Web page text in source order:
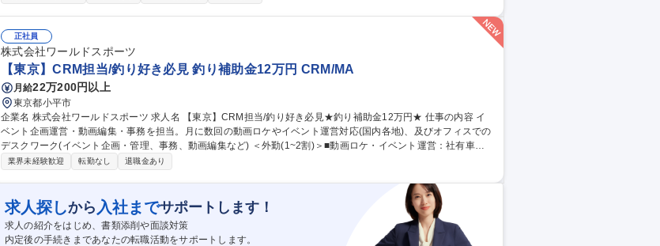
の調整や手配を通じて案件成約と円滑な納品に貢献できます。社内外の多くの関係者と連携し、調整役として成
正社員
株式会社ワールドスポーツ
【東京】CRM担当/釣り好き必見 釣り補助金12万円 CRM/MA
月給22万200円以上
東京都小平市
企業名 株式会社ワールドスポーツ 求人名 【東京】CRM担当/釣り好き必見★釣り補助金12万円★ 仕事の内容 イ
ベント企画運営・動画編集・事務を担当。月に数回の動画ロケやイベント運営対応(国内各地)、及びオフィスでの
デスクワーク(イベント企画・管理、事務、動画編集など) ＜外勤(1~2割)＞■動画ロケ・イベント運営：社有車を
運転し、機材の搬入や現場への移動■現地での進行管理：タイムスケジュールの管理、トラブル対応 ＜内勤(8~9
素材のカット編集、テロップ入れ、BGM挿入などの編集実務■イベント準備：備品の手配、会場の予約、出演者や
関係各所との連絡調整 ■店舗イベントの管理 募集職種 【東京】CRM担当/釣り好き必見★釣り補助金12万円★
業界未経験歓迎 転勤なし 退職金あり
求人探しから 入社までサポートします！
求人の紹介をはじめ、書類添削や面談対策
内定後の手続きまであなたの転職活動をサポートします。